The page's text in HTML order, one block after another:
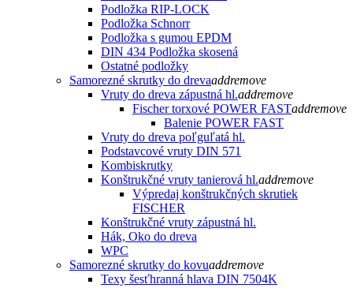
Podložka RIP-LOCK
Podložka Schnorr
Podložka s gumou EPDM
DIN 434 Podložka skosená
Ostatné podložky
Samorezné skrutky do drevaaddremove
Vruty do dreva zápustná hl.addremove
Fischer torxové POWER FASTaddremove
Balenie POWER FAST
Vruty do dreva poľguľatá hl.
Podstavcové vruty DIN 571
Kombiskrutky
Konštrukčné vruty tanierová hl.addremove
Výpredaj konštrukčných skrutiek
FISCHER
Konštrukčné vruty zápustná hl.
Hák, Oko do dreva
WPC
Samorezné skrutky do kovuaddremove
Texy šesťhranná hlava DIN 7504K